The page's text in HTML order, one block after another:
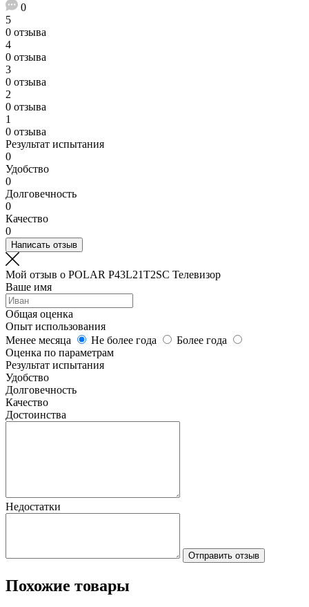
0
5
0 отзыва
4
0 отзыва
3
0 отзыва
2
0 отзыва
1
0 отзыва
Результат испытания
0
Удобство
0
Долговечность
0
Качество
0
Написать отзыв
Мой отзыв о POLAR P43L21T2SC Телевизор
Ваше имя
Общая оценка
Опыт использования
Менее месяца
Не более года
Более года
Оценка по параметрам
Результат испытания
Удобство
Долговечность
Качество
Достоинства
Недостатки
Отправить отзыв
Похожие товары